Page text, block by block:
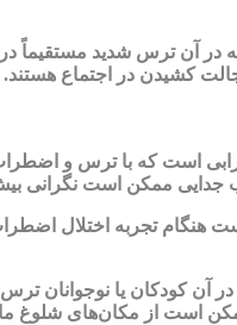
آن ترس شدید مستقیماً در
کشیدن در اجتماع
است که با ترس و
جدایی ممکن است نگرانی
هنگام تجربه اختلال
آن کودکان یا نوجوانان
ممکن است از مکان‌های